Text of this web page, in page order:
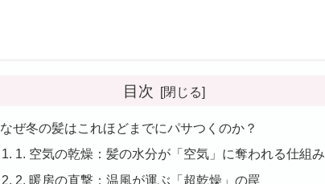
目次
なぜ冬の髪はこれほどまでにパサつくのか？
1. 空気の乾燥：髪の水分が「空気」に奪われる仕組み
2. 暖房の直撃：温風が運ぶ「超乾燥」の罠